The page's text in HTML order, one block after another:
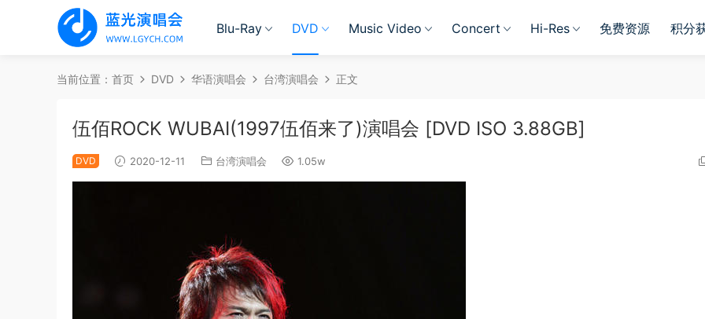
Blu-Ray DVD Music Video Concert Hi-Res 免费资源 积分
当前位置： 首页 DVD 华语演唱会 台湾演唱会 正文
伍佰ROCK WUBAI(1997伍佰来了)演唱会 [DVD ISO 3.88GB]
DVD 2020-12-11 台湾演唱会 1.05w